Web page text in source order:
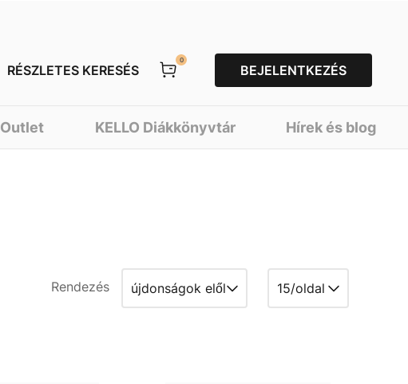
RÉSZLETES KERESÉS
0
BEJELENTKEZÉS
Outlet KELLO Diákkönyvtár Hírek és blog
Rendezés